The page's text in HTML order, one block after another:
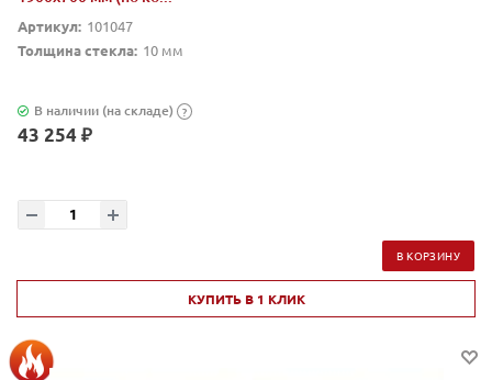
Артикул: 101047
Толщина стекла: 10 мм
В наличии (на складе) ?
43 254 ₽
В КОРЗИНУ
КУПИТЬ В 1 КЛИК